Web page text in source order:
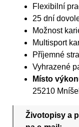
Flexibilní
25 dní
Možnost
Multisport
Příjemné
Vyhrazené
Místo
25210
Životopisy a